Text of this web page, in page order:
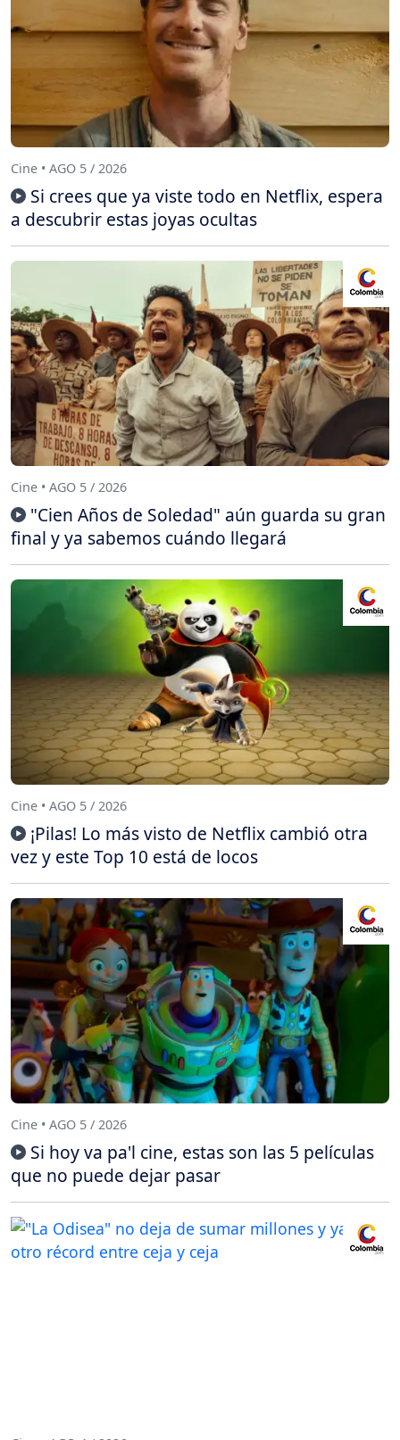
Cine • AGO 5 / 2026
Si crees que ya viste todo en Netflix, espera
a descubrir estas joyas ocultas
Cine • AGO 5 / 2026
"Cien Años de Soledad" aún guarda su gran
final y ya sabemos cuándo llegará
Cine • AGO 5 / 2026
¡Pilas! Lo más visto de Netflix cambió otra
vez y este Top 10 está de locos
Cine • AGO 5 / 2026
Si hoy va pa'l cine, estas son las 5 películas
que no puede dejar pasar